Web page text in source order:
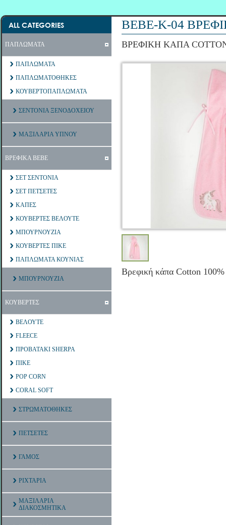
ALL CATEGORIES
ΠΑΠΛΩΜΑΤΑ
ΠΑΠΛΩΜΑΤΑ
ΠΑΠΛΩΜΑΤΟΘΗΚΕΣ
ΚΟΥΒΕΡΤΟΠΑΠΛΩΜΑΤΑ
ΣΕΝΤΟΝΙΑ ΞΕΝΟΔΟΧΕΙΟΥ
ΜΑΞΙΛΑΡΙΑ ΥΠΝΟΥ
ΒΡΕΦΙΚΑ ΒΕΒΕ
ΣΕΤ ΣΕΝΤΟΝΙΑ
ΣΕΤ ΠΕΤΣΕΤΕΣ
ΚΑΠΕΣ
ΚΟΥΒΕΡΤΕΣ ΒΕΛΟΥΤΕ
ΜΠΟΥΡΝΟΥΖΙΑ
ΚΟΥΒΕΡΤΕΣ ΠΙΚΕ
ΠΑΠΛΩΜΑΤΑ ΚΟΥΝΙΑΣ
ΜΠΟΥΡΝΟΥΖΙΑ
ΚΟΥΒΕΡΤΕΣ
ΒΕΛΟΥΤΕ
FLEECE
ΠΡΟΒΑΤΑΚΙ SHERPA
ΠΙΚΕ
POP CORN
CORAL SOFT
ΣΤΡΩΜΑΤΟΘΗΚΕΣ
ΠΕΤΣΕΤΕΣ
ΓΑΜΟΣ
ΡΙΧΤΑΡΙΑ
ΜΑΞΙΛΑΡΙΑ
ΔΙΑΚΟΣΜΗΤΙΚΑ
ΒΕΒΕ-Κ-04
ΒΡΕΦΙΚΗ ΚΑΠΑ
Βρεφική κάπα Cotton 100%